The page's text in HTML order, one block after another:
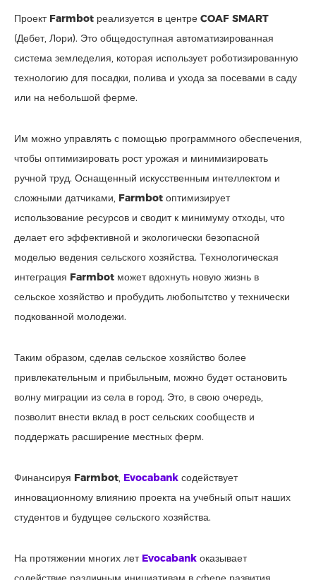
Проект Farmbot реализуется в центре COAF SMART
(Дебет, Лори). Это общедоступная автоматизированная
система земледелия, которая использует роботизированную
технологию для посадки, полива и ухода за посевами в саду
или на небольшой ферме.
Им можно управлять с помощью программного обеспечения,
чтобы оптимизировать рост урожая и минимизировать
ручной труд. Оснащенный искусственным интеллектом и
сложными датчиками, Farmbot оптимизирует
использование ресурсов и сводит к минимуму отходы, что
делает его эффективной и экологически безопасной
моделью ведения сельского хозяйства. Технологическая
интеграция Farmbot может вдохнуть новую жизнь в
сельское хозяйство и пробудить любопытство у технически
подкованной молодежи.
Таким образом, сделав сельское хозяйство более
привлекательным и прибыльным, можно будет остановить
волну миграции из села в город. Это, в свою очередь,
позволит внести вклад в рост сельских сообществ и
поддержать расширение местных ферм.
Финансируя Farmbot, Evocabank содействует
инновационному влиянию проекта на учебный опыт наших
студентов и будущее сельского хозяйства.
На протяжении многих летEvocabank оказывает